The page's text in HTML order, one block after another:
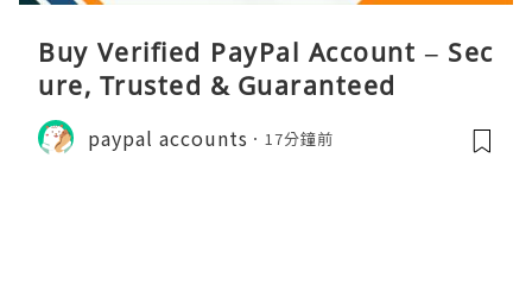
Buy Verified PayPal Account – Sec
ure, Trusted & Guaranteed
paypal accounts 17分鐘前